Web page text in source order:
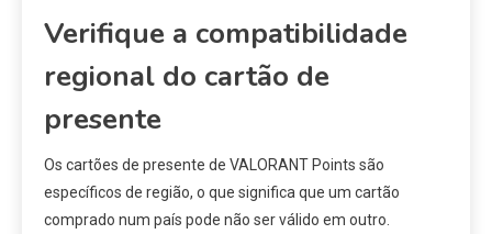
Verifique a compatibilidade
regional do cartão de
presente
Os cartões de presente de VALORANT Points são
específicos de região, o que significa que um cartão
comprado num país pode não ser válido em outro.